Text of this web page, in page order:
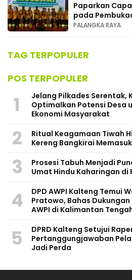
Paparkan
pada
PALANGKA RAYA
TAG TERPOPULER
POS TERPOPULER
1
Jelang Pilkades Serentak,
Optimalkan Potensi Desa
Ekonomi Masyarakat
2
Ritual Keagamaan Tiwah
Kereng Bangkirai
3
Prosesi Tabuh Menjadi
Umat Hindu Kaharingan di
4
DPD AWPI Kalteng Temui
Pratowo, Bahas Dukungan
AWPI di Kalimantan
5
​DPRD Kalteng Setujui
Pertanggungjawaban
Jadi Perda